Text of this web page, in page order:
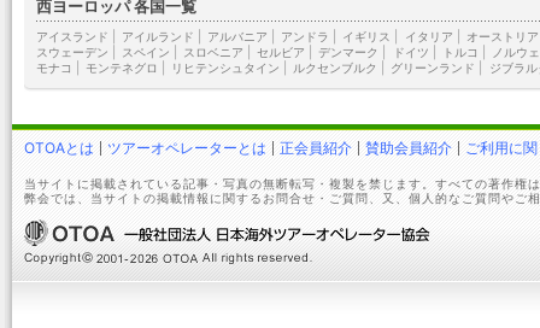
西ヨーロッパ 各国一覧
アイスランド アイルランド アルバニア アンドラ イギリス イタリア オーストリア
スウェーデン
スペイン スロベニア セルビア デンマーク ドイツ トルコ
ノルウ
モナコ
モンテネグロ リヒテンシュタイン ルクセンブルク グリーンランド ジブラル
OTOAとは ツアーオペレーターとは 正会員紹介 賛助会員紹介 ご利用に
当サイトに掲載されている記事・写真の無断転写・複製を禁じます。すべての著作権
弊会では、当サイトの掲載情報に関するお問合せ・ご質問、又、個人的なご質問やご